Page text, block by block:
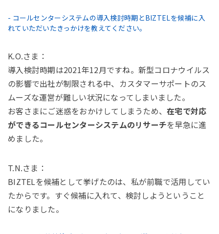
- コールセンターシステムの導入検討時期とBIZTELを候補に入
れていただいたきっかけを教えてください。
K.O.さま：
導入検討時期は2021年12月ですね。新型コロナウイルス
の影響で出社が制限される中、カスタマーサポートのス
ムーズな運営が難しい状況になってしまいました。
お客さまにご迷惑をおかけしてしまうため、在宅で対応
ができるコールセンターシステムのリサーチを早急に進
めました。
T.N.さま：
BIZTELを候補として挙げたのは、私が前職で活用してい
たからです。すぐ候補に入れて、検討しようということ
になりました。